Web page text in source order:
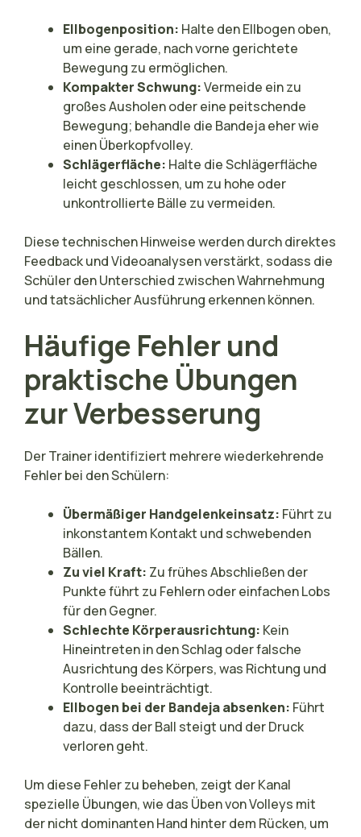
Ellbogenposition: Halte den Ellbogen oben,
um eine gerade, nach vorne gerichtete
Bewegung zu ermöglichen.
Kompakter Schwung:Vermeide ein zu
großes Ausholen oder eine peitschende
Bewegung; behandle die Bandeja eher wie
einen Überkopfvolley.
Schlägerfläche: Halte die Schlägerfläche
leicht geschlossen, um zu hohe oder
unkontrollierte Bälle zu vermeiden.
Diese technischen Hinweise werden durch direktes
Feedback und Videoanalysen verstärkt, sodass die
Schüler den Unterschied zwischen Wahrnehmung
und tatsächlicher Ausführung erkennen können.
Häufige Fehler und
praktische Übungen
zur Verbesserung
Der Trainer identifiziert mehrere wiederkehrende
Fehler bei den Schülern:
Übermäßiger Handgelenkeinsatz: Führt zu
inkonstantem Kontakt und schwebenden
Bällen.
Zu viel Kraft: Zu frühes Abschließen der
Punkte führt zu Fehlern oder einfachen Lobs
für den Gegner.
Schlechte Körperausrichtung: Kein
Hineintreten in den Schlag oder falsche
Ausrichtung des Körpers, was Richtung und
Kontrolle beeinträchtigt.
Ellbogen bei der Bandeja absenken: Führt
dazu, dass der Ball steigt und der Druck
verloren geht.
Um diese Fehler zu beheben, zeigt der Kanal
spezielle Übungen, wie das Üben von Volleys mit
der nicht dominanten Hand hinter dem Rücken, um